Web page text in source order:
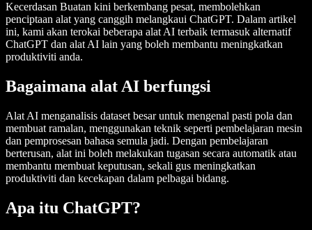
Kecerdasan Buatan kini berkembang pesat, membolehkan
penciptaan alat yang canggih melangkaui ChatGPT. Dalam artikel
ini, kami akan terokai beberapa alat AI terbaik termasuk alternatif
ChatGPT dan alat AI lain yang boleh membantu meningkatkan
produktiviti anda.
Bagaimana alat AI berfungsi
Alat AI menganalisis dataset besar untuk mengenal pasti pola dan
membuat ramalan, menggunakan teknik seperti pembelajaran mesin
dan pemprosesan bahasa semula jadi. Dengan pembelajaran
berterusan, alat ini boleh melakukan tugasan secara automatik atau
membantu membuat keputusan, sekali gus meningkatkan
produktiviti dan kecekapan dalam pelbagai bidang.
Apa itu ChatGPT?